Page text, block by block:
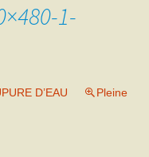
1-
D’EAU
Pleine